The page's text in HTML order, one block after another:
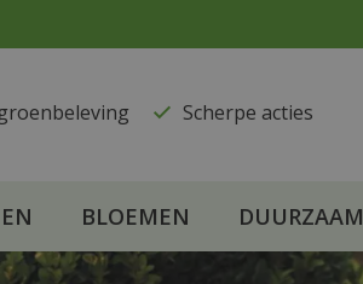
​Scherpe acties
BLOEMEN DUURZAAM